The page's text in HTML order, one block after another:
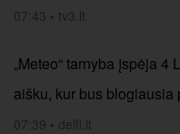
07:43 • tv3.lt
„Meteo“ tarnyba įspėja
aišku, kur bus blogiausia
07:39 • delfi.lt